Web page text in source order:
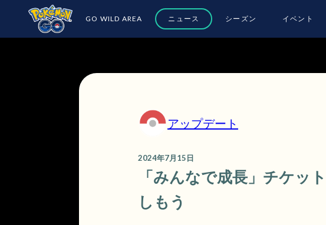
GO WILD AREA ニュース シーズン イベント
アップデート
2024年7月15日
「みんなで成長」チケッ
しもう